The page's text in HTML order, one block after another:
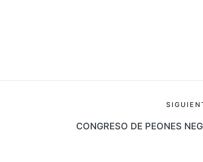
CONGRESO DE PEONES